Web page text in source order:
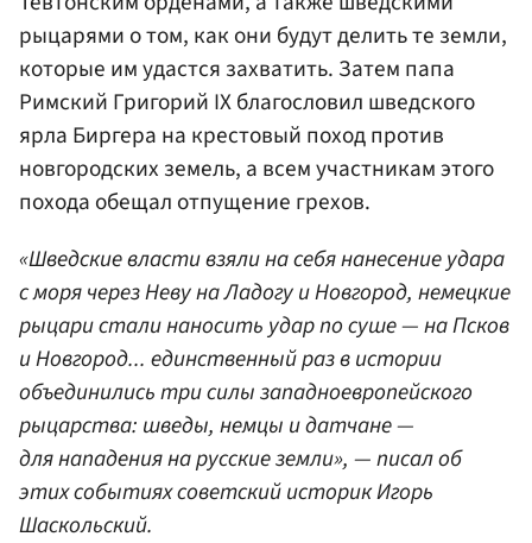
рыцарями о том, как они будут делить те земли,
которые им удастся захватить. Затем папа
Римский Григорий IX благословил шведского
ярла Биргера на крестовый поход против
новгородских земель, а всем участникам этого
похода обещал отпущение грехов.
«Шведские власти взяли на себя нанесение удара
с моря через Неву на Ладогу и Новгород, немецкие
рыцари стали наносить удар по суше — на Псков
и Новгород... единственный раз в истории
объединились три силы западноевропейского
рыцарства: шведы, немцы и датчане —
для нападения на русские земли», — писал об
этих событиях советский историк Игорь
Шаскольский.